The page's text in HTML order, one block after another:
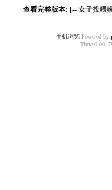
查看完整版本: [-- 女子投喂
手机浏览Powered by
Time